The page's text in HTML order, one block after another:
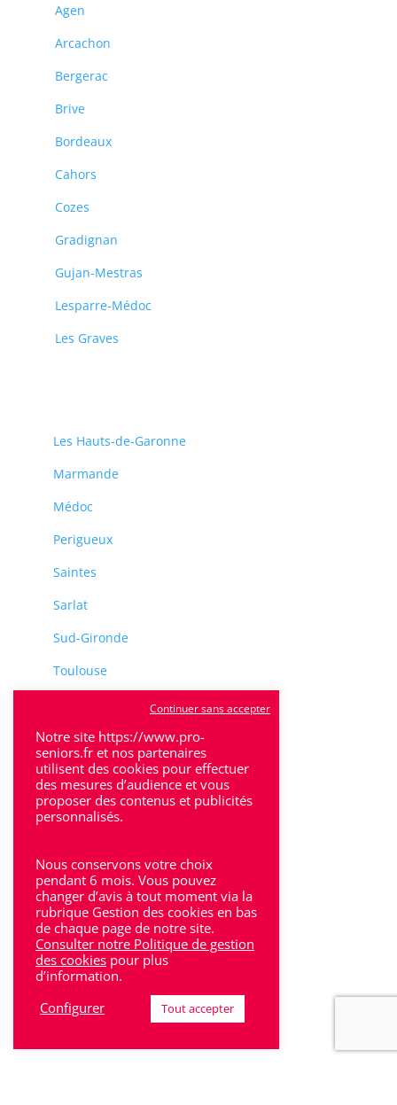
Agen
Arcachon
Bergerac
Brive
Bordeaux
Cahors
Cozes
Gradignan
Gujan-Mestras
Lesparre-Médoc
Les Graves
Les Hauts-de-Garonne
Marmande
Médoc
Perigueux
Saintes
Sarlat
Sud-Gironde
Toulouse
Villeneuve-Sur-Lot
Bron
Lyon
Lyon 6
Villeurbanne
Calluire
Notre site https://www.pro-
seniors.fr et nos partenaires
utilisent des cookies pour effectuer
des mesures d’audience et vous
proposer des contenus et publicités
personnalisés.
Nous conservons votre choix
pendant 6 mois. Vous pouvez
changer d’avis à tout moment via la
rubrique Gestion des cookies en bas
de chaque page de notre site.
Consulter notre Politique de gestion
des cookies pour plus
d’information.
Configurer
Continuer sans accepter
Tout accepter